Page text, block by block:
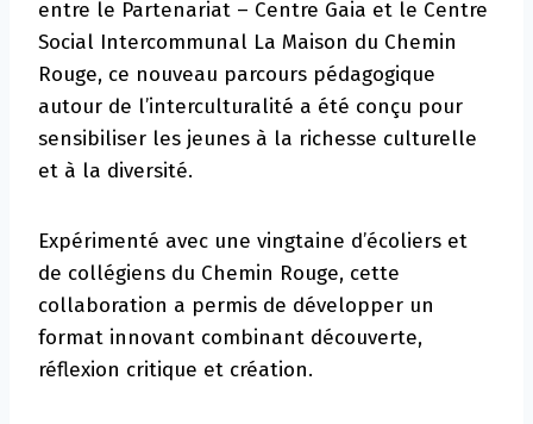
entre le Partenariat – Centre Gaia et le Centre
Social Intercommunal La Maison du Chemin
Rouge, ce nouveau parcours pédagogique
autour de l’interculturalité a été conçu pour
sensibiliser les jeunes à la richesse culturelle
et à la diversité.
Expérimenté avec une vingtaine d’écoliers et
de collégiens du Chemin Rouge, cette
collaboration a permis de développer un
format innovant combinant découverte,
réflexion critique et création.